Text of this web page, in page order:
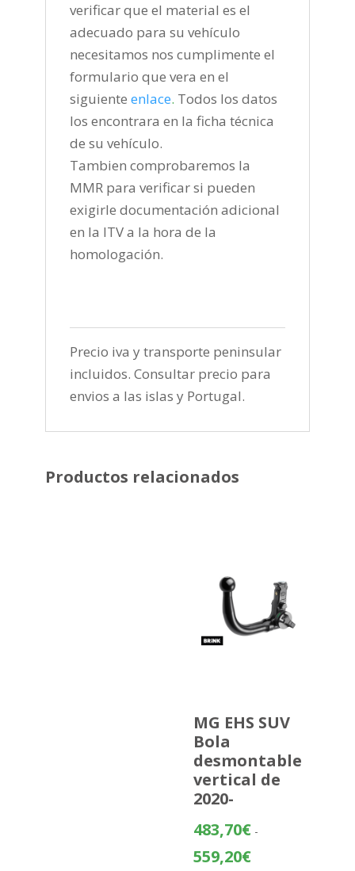
verificar que el material es el
adecuado para su vehículo
necesitamos nos cumplimente el
formulario que vera en el
siguiente enlace. Todos los datos
los encontrara en la ficha técnica
de su vehículo.
Tambien comprobaremos la
MMR para verificar si pueden
exigirle documentación adicional
en la ITV a la hora de la
homologación.
Precio iva y transporte peninsular
incluidos. Consultar precio para
envios a las islas y Portugal.
Productos relacionados
MG EHS SUV
Bola
desmontable
vertical de
2020-
483,70€ -
559,20€Rango